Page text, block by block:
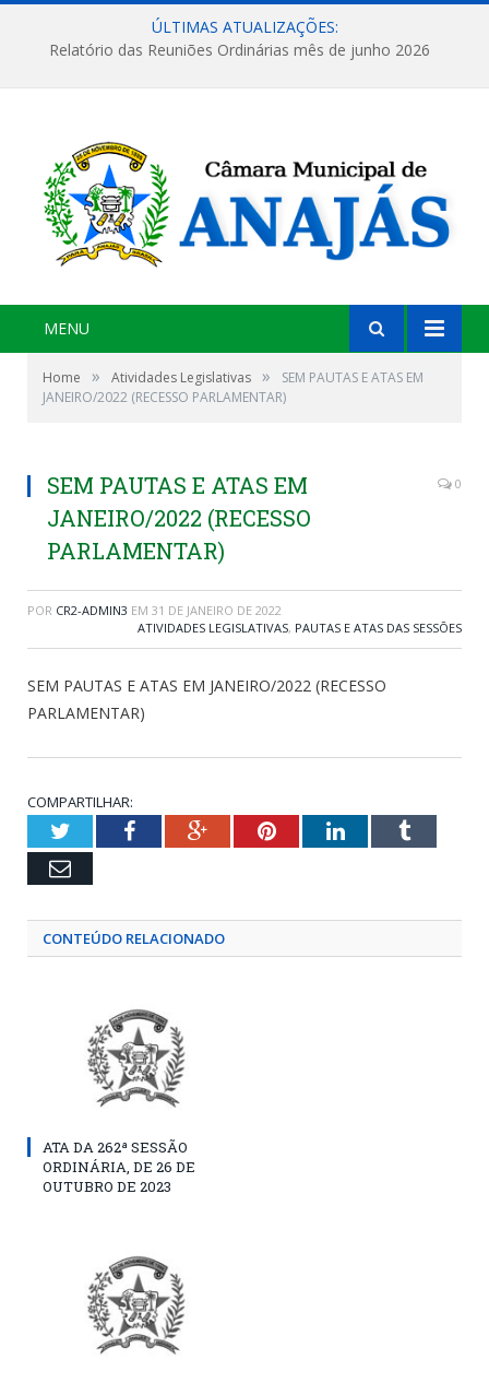
ÚLTIMAS ATUALIZAÇÕES:
Relatório das Reuniões Ordinárias mês de junho 2026
MENU
Home » Atividades Legislativas »
SEM PAUTAS E ATAS EM
JANEIRO/2022 (RECESSO PARLAMENTAR)
SEM PAUTAS E ATAS EM
JANEIRO/2022 (RECESSO
PARLAMENTAR)
0
POR CR2-ADMIN3 EM 31 DE JANEIRO DE 2022
ATIVIDADES LEGISLATIVAS, PAUTAS E ATAS DAS SESSÕES
SEM PAUTAS E ATAS EM JANEIRO/2022 (RECESSO
PARLAMENTAR)
COMPARTILHAR:
TwitterFacebookGoogle+PinterestLinkedInTumblr
Email
CONTEÚDO RELACIONADO
ATA DA 262ª SESSÃO
ORDINÁRIA, DE 26 DE
OUTUBRO DE 2023